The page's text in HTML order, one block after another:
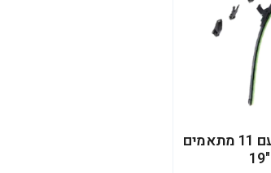
מגב שטוח בודד עם 11 מתאמים